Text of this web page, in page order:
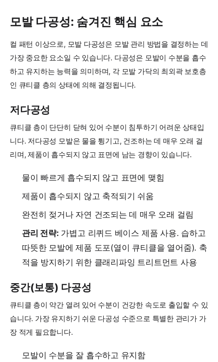
모발 다공성: 숨겨진 핵심 요소
컬 패턴 이상으로, 모발 다공성은 모발 관리 방법을 결정하는 데
가장 중요한 요소일 수 있습니다. 다공성은 모발이 수분을 흡수
하고 유지하는 능력을 의미하며, 각 모발 가닥의 최외곽 보호층
인 큐티클 층의 상태에 의해 결정됩니다.
저다공성
큐티클 층이 단단히 닫혀 있어 수분이 침투하기 어려운 상태입
니다. 저다공성 모발은 물을 튕기고, 건조하는 데 매우 오래 걸
리며, 제품이 흡수되지 않고 표면에 남는 경향이 있습니다.
물이 빠르게 흡수되지 않고 표면에 맺힘
제품이 흡수되지 않고 축적되기 쉬움
완전히 젖거나 자연 건조되는 데 매우 오래 걸림
관리 전략: 가볍고 리퀴드 베이스 제품 사용. 습하고
따뜻한 모발에 제품 도포(열이 큐티클을 열어줌). 축
적을 방지하기 위한 클래리파잉 트리트먼트 사용
중간(보통) 다공성
큐티클 층이 약간 열려 있어 수분이 건강한 속도로 출입할 수 있
습니다. 가장 유지하기 쉬운 다공성 수준으로 특별한 관리가 가
장 적게 필요합니다.
모발이 수분을 잘 흡수하고 유지함